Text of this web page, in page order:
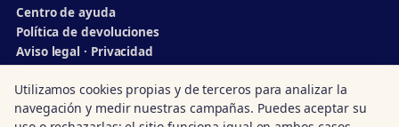
Centro de ayuda
Política de devoluciones
Aviso legal · Privacidad
Utilizamos cookies propias y de terceros para analizar la
navegación y medir nuestras campañas. Puedes aceptar su